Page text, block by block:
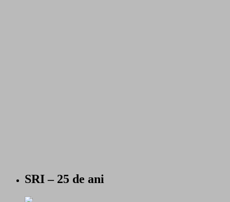
SRI – 25 de ani